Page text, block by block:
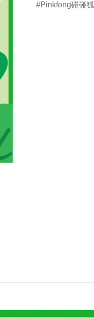
Pinkfong碰碰狐